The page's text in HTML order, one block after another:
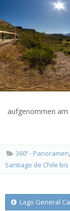
aufgenommen am
360º - Panoramen,
Santiago de Chile
PostLago General